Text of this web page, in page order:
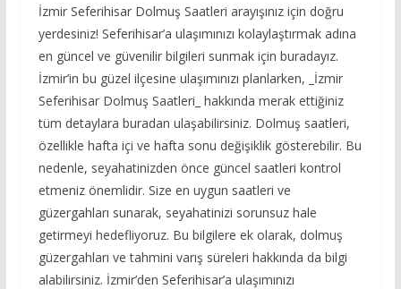
İzmir Seferihisar Dolmuş Saatleri arayışınız için doğru
yerdesiniz! Seferihisar’a ulaşımınızı kolaylaştırmak adına
en güncel ve güvenilir bilgileri sunmak için buradayız.
İzmir’in bu güzel ilçesine ulaşımınızı planlarken, _İzmir
Seferihisar Dolmuş Saatleri_ hakkında merak ettiğiniz
tüm detaylara buradan ulaşabilirsiniz. Dolmuş saatleri,
özellikle hafta içi ve hafta sonu değişiklik gösterebilir. Bu
nedenle, seyahatinizden önce güncel saatleri kontrol
etmeniz önemlidir. Size en uygun saatleri ve
güzergahları sunarak, seyahatinizi sorunsuz hale
getirmeyi hedefliyoruz. Bu bilgilere ek olarak, dolmuş
güzergahları ve tahmini varış süreleri hakkında da bilgi
alabilirsiniz. İzmir’den Seferihisar’a ulaşımınızı